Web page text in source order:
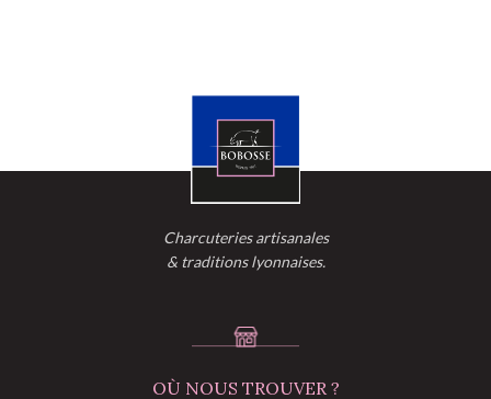
Charcuteries artisanales
& traditions lyonnaises.
OÙ NOUS TROUVER ?